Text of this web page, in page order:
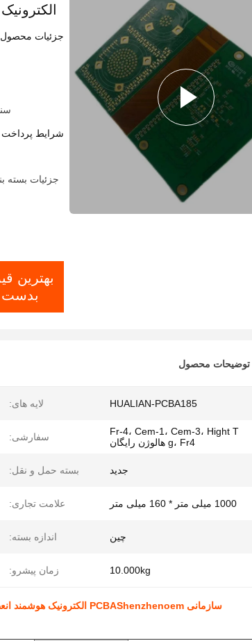
جزئیات محصول
شرایط
بهترین
بدست
توضیحات محصول
HUALIAN-PCBA185 لایه های:
Fr-4، Cem-1، Cem-3، Hight T
g، Fr4 هالوژن رایگان
سفارشی:
جدید بسته حمل و نقل:
1000 میلی متر * 160 میلی متر علامت تجاری:
چین اندازه بسته:
10.000kg زمان پیشرو:
سازمانی PCBAShenzhenoem الکترونیک هوشمند انعطاف پذیر PCB تولید کننده PCB PCBA